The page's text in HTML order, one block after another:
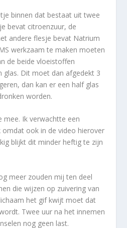
binnen dat bestaat uit twee
bevat citroenzuur, de
andere flesje bevat Natrium
werkzaam te maken moeten
de beide vloeistoffen
glas. Dit moet dan afgedekt 3
dan kan er een half glas
worden.
mee. Ik verwachtte een
ook in de video hierover
blijkt dit minder heftig te zijn
meer zouden mij ten deel
die wijzen op zuivering van
het gif kwijt moet dat
Twee uur na het innemen
nog geen last.